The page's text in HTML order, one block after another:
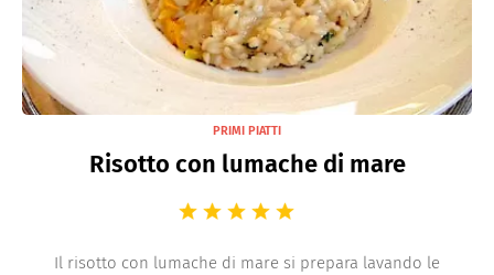
PRIMI PIATTI
Risotto con lumache di mare
Il risotto con lumache di mare si prepara lavando le